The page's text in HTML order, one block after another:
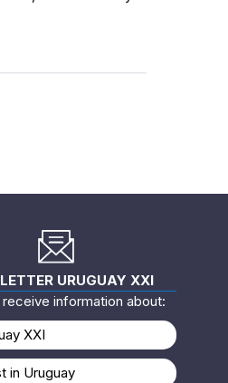
URUGUAY XXI
information about:
XXI
in Uruguay